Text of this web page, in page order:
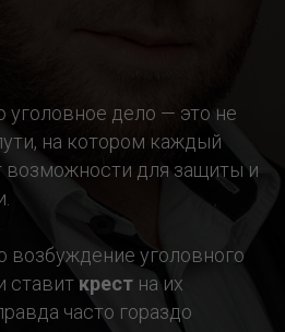
уголовное дело — это не
на котором каждый
возможности для защиты и
возбуждение уголовного
ставит крест на их
часто гораздо